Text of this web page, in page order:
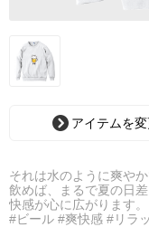
アイテムを変
それは水のように爽や
飲めば、まるで夏の日
快感が心に広がります。
#ビール #爽快感 #リラ